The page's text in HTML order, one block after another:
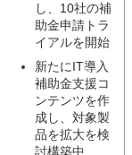
し、10社の補
助金申請トラ
イアルを開始
新たにIT導入
補助金支援コ
ンテンツを作
成し、対象製
品を拡大を検
討構築中